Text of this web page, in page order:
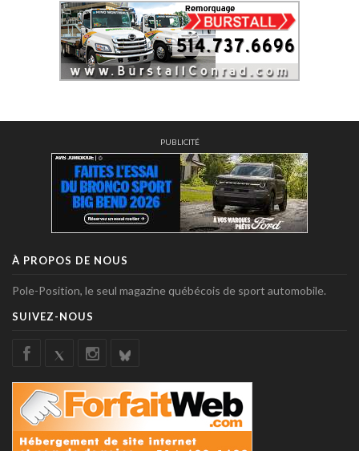
PUBLICITÉ
À PROPOS DE NOUS
Pole-Position, le seul magazine québécois de sport automobile.
SUIVEZ-NOUS